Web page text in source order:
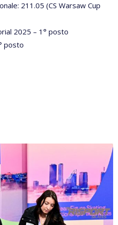
211.05 (CS Warsaw Cup
2025 – 1° posto
posto